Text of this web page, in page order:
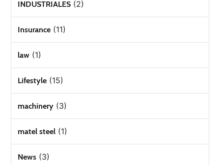
INDUSTRIALES (2)
Insurance (11)
law (1)
Lifestyle (15)
machinery (3)
matel steel (1)
News (3)